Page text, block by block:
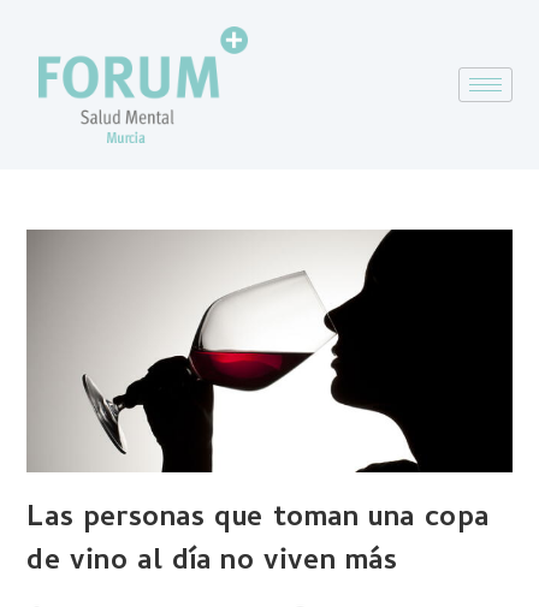
Las personas que toman una copa
de vino al día no viven más